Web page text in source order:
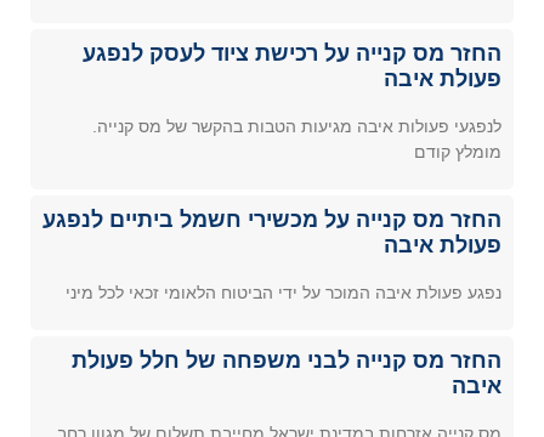
החזר מס קנייה על רכישת ציוד לעסק לנפגע
פעולת איבה
לנפגעי פעולות איבה מגיעות הטבות בהקשר של מס קנייה.
מומלץ קודם
החזר מס קנייה על מכשירי חשמל ביתיים לנפגע
פעולת איבה
נפגע פעולת איבה המוכר על ידי הביטוח הלאומי זכאי לכל מיני
החזר מס קנייה לבני משפחה של חלל פעולת
איבה